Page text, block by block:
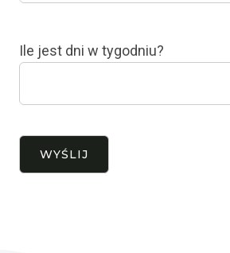
Ile jest dni w tygodniu?